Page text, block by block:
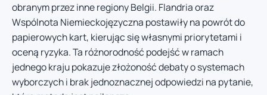
obranym przez inne regiony Belgii. Flandria oraz
Wspólnota Niemieckojęzyczna postawiły na powrót do
papierowych kart, kierując się własnymi priorytetami i
oceną ryzyka. Ta różnorodność podejść w ramach
jednego kraju pokazuje złożoność debaty o systemach
wyborczych i brak jednoznacznej odpowiedzi na pytanie,